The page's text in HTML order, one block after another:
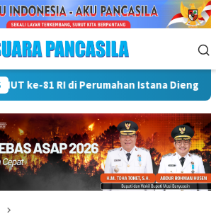
Kukuhkan Pramuka Garuda dan